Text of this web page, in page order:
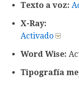
Texto a voz:
X-Ray:
Activado
Word Wise:
Tipografía